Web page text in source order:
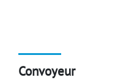
Convoyeur